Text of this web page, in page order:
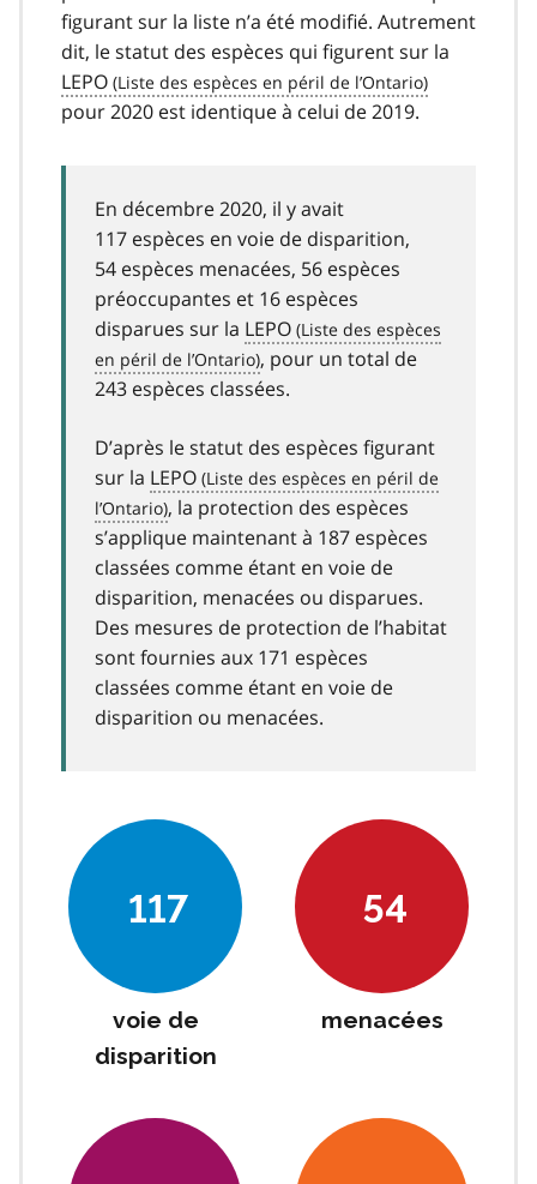
figurant sur la liste n’a été modifié. Autrement
dit, le statut des espèces qui figurent sur la
LEPO
pour 2020 est identique à celui de 2019.
En décembre 2020, il y avait
117 espèces en voie de disparition,
54 espèces menacées, 56 espèces
préoccupantes et 16 espèces
disparues sur la LEPO
, pour un total de
243 espèces classées.
D’après le statut des espèces figurant
sur la LEPO
, la protection des espèces
s’applique maintenant à 187 espèces
classées comme étant en voie de
disparition, menacées ou disparues.
Des mesures de protection de l’habitat
sont fournies aux 171 espèces
classées comme étant en voie de
disparition ou menacées.
117
voie de
disparition
54
menacées